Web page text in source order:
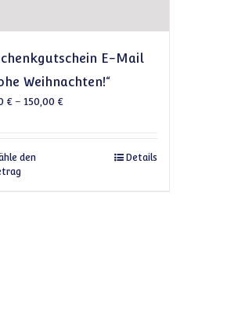
Produktseite gewählt werden
Varianten auf. Die Optionen können auf der
E-Mail
Weihnachten!“
€– 150,00 €
den
Dieses Produkt weist mehrere
Details